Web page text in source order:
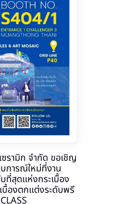
ซรามิก จำกัด ขอเชิญ
การณ์ใหม่ที่งาน
ที่สุดแห่งกระเบื้อง
เบื้องตกแต่งระดับพรี